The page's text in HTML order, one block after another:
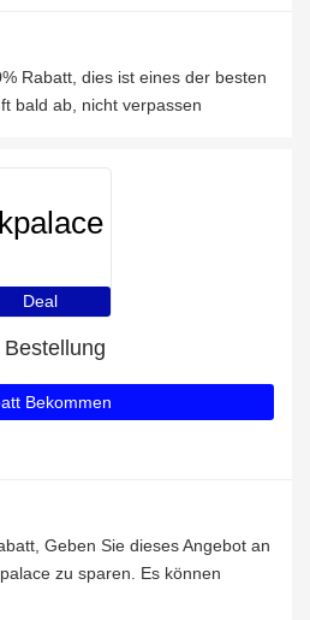
Rabatt, dies ist eines der besten
bald ab, nicht verpassen
Deal
Bekommen
Geben Sie dieses Angebot an
zu sparen. Es können